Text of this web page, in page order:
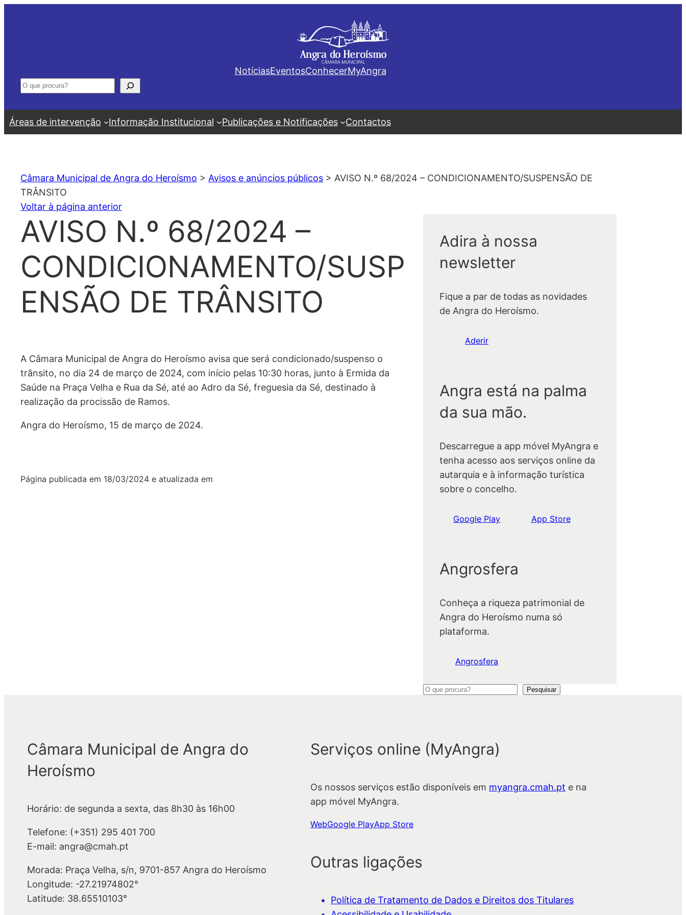
NotíciasEventosConhecerMyAngra
Pesquisar
Áreas de intervenção Informação Institucional Publicações e Notificações Contactos
Câmara Municipal de Angra do Heroísmo > Avisos e anúncios públicos > AVISO N.º 68/2024 – CONDICIONAMENTO/SUSPENSÃO DE
TRÂNSITO
Voltar à página anterior
AVISO N.º 68/2024 –
CONDICIONAMENTO/SUSP
ENSÃO DE TRÂNSITO
A Câmara Municipal de Angra do Heroísmo avisa que será condicionado/suspenso o
trânsito, no dia 24 de março de 2024, com início pelas 10:30 horas, junto à Ermida da
Saúde na Praça Velha e Rua da Sé, até ao Adro da Sé, freguesia da Sé, destinado à
realização da procissão de Ramos.
Angra do Heroísmo, 15 de março de 2024.
Página publicada em 18/03/2024 e atualizada em
Adira à nossa
newsletter
Fique a par de todas as novidades
de Angra do Heroísmo.
Aderir
Angra está na palma
da sua mão.
Descarregue a app móvel MyAngra e
tenha acesso aos serviços online da
autarquia e à informação turística
sobre o concelho.
Google Play App Store
Angrosfera
Conheça a riqueza patrimonial de
Angra do Heroísmo numa só
plataforma.
Angrosfera
P
u
a
Pesquisar
Câmara Municipal de Angra do
Heroísmo
Horário: de segunda a sexta, das 8h30 às 16h00
Telefone: (+351) 295 401 700
E-mail: angra@cmah.pt
Morada: Praça Velha, s/n, 9701-857 Angra do Heroísmo
Longitude: -27.21974802°
Latitude: 38.65510103°
Serviços online (MyAngra)
Os nossos serviços estão disponíveis em myangra.cmah.pt e na
app móvel MyAngra.
WebGoogle PlayApp Store
Outras ligações
Política de Tratamento de Dados e Direitos dos Titulares